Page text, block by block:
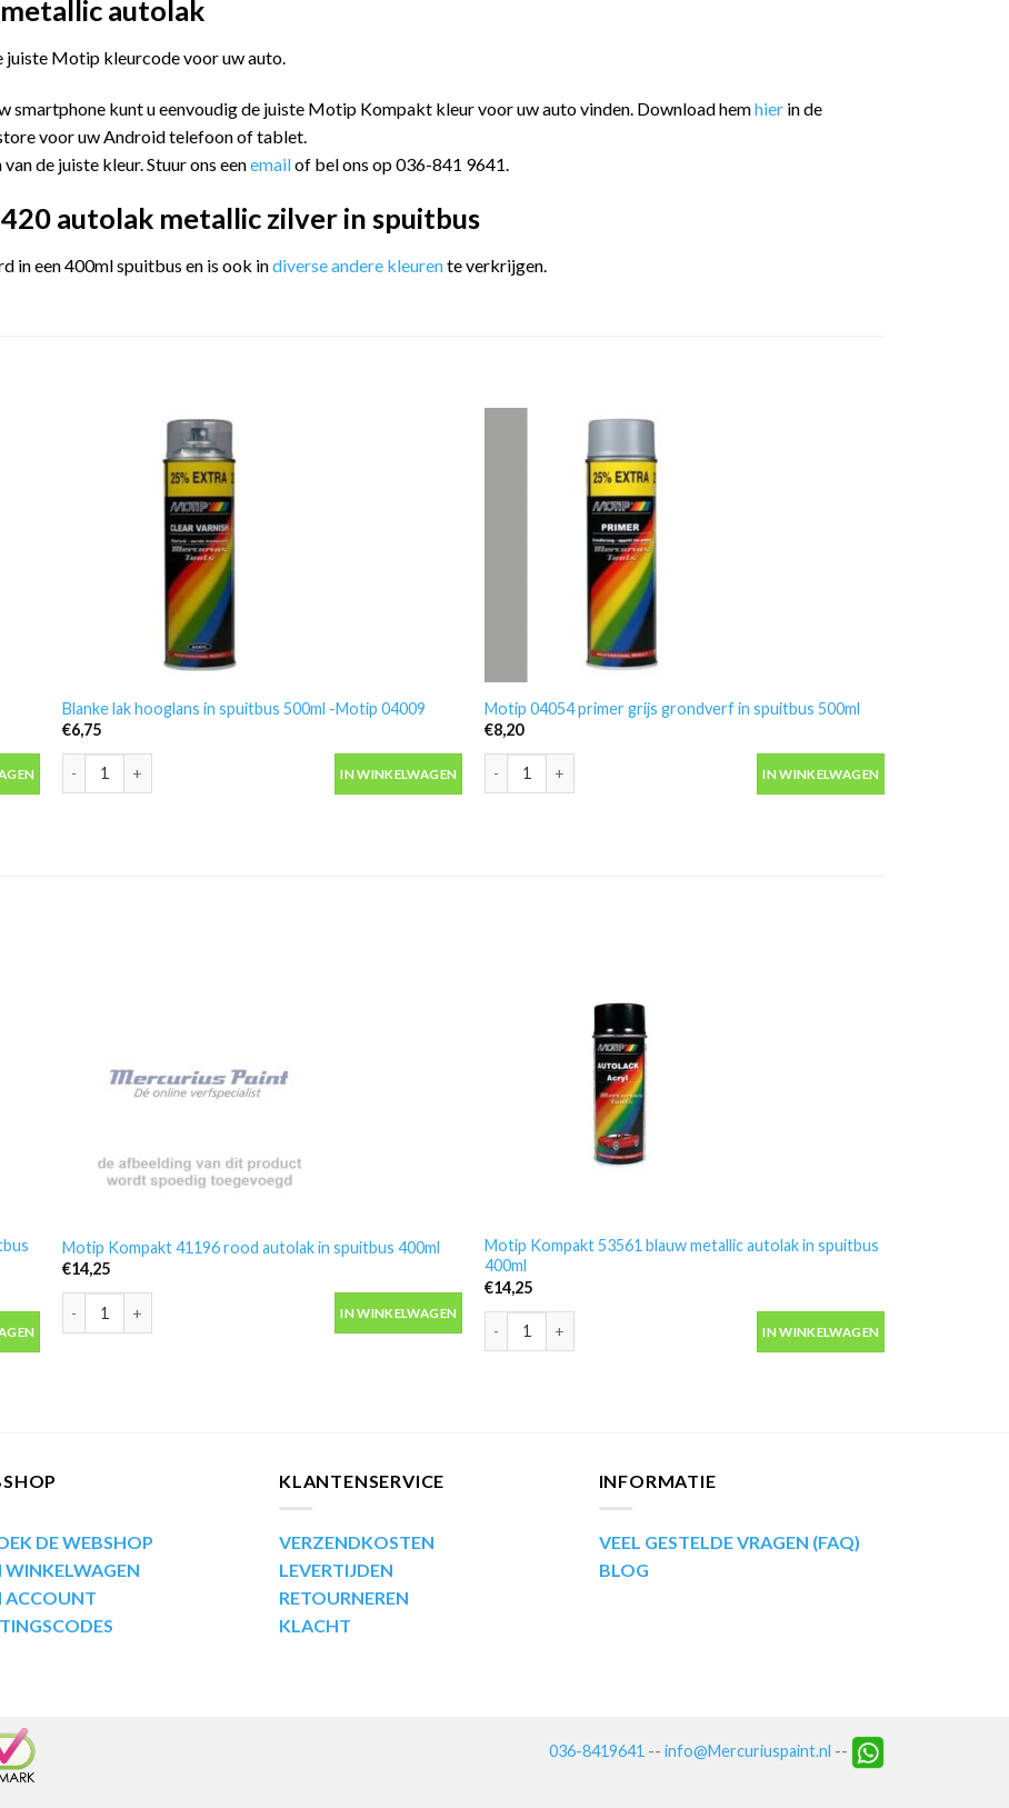
autolak
juiste Motip kleurcode voor uw auto.
smartphone kunt u eenvoudig de juiste Motip Kompakt kleur voor uw auto vinden. Download hemhier in de
voor uw Android telefoon of tablet.
de juiste kleur. Stuur ons eenemailof bel ons op 036-841 9641.
autolak metallic zilver in spuitbus
een 400ml spuitbus en is ook indiverse andere kleurente verkrijgen.
Blanke lak hooglans in spuitbus 500ml -Motip 04009
€6,75
Blanke lak hooglans in spuitbus 500ml -Motip 04009 aantal
IN WINKELWAGEN
Motip 04054 primer grijs grondverf in spuitbus 500ml
€8,20
Motip 04054 primer grijs grondverf in spuitbus 500ml aantal
IN WINKELWAGEN
400ml aantal
Motip Kompakt 41196 rood autolak in spuitbus 400ml
€14,25
Motip Kompakt 41196 rood autolak in spuitbus 400ml aantal
IN WINKELWAGEN
Motip Kompakt 53561 blauw metallic autolak in spuitbus
400ml
€14,25
Motip Kompakt 53561 blauw metallic autolak in spuitbus 400ml aantal
IN WINKELWAGEN
DE WEBSHOP
WINKELWAGEN
ACCOUNT
KLANTENSERVICE
VERZENDKOSTEN
LEVERTIJDEN
RETOURNEREN
KLACHT
INFORMATIE
VEEL GESTELDE VRAGEN (FAQ)
BLOG
036-8419641 -- info@Mercuriuspaint.nl --